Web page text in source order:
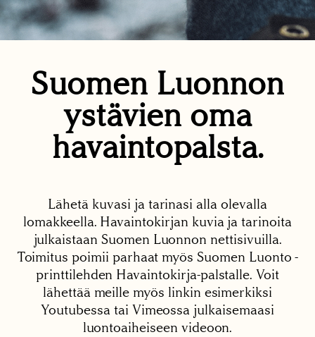
Suomen Luonnon
ystävien oma
havaintopalsta.
Lähetä kuvasi ja tarinasi alla olevalla
lomakkeella. Havaintokirjan kuvia ja tarinoita
julkaistaan Suomen Luonnon nettisivuilla.
Toimitus poimii parhaat myös Suomen Luonto -
printtilehden Havaintokirja-palstalle. Voit
lähettää meille myös linkin esimerkiksi
Youtubessa tai Vimeossa julkaisemaasi
luontoaiheiseen videoon.